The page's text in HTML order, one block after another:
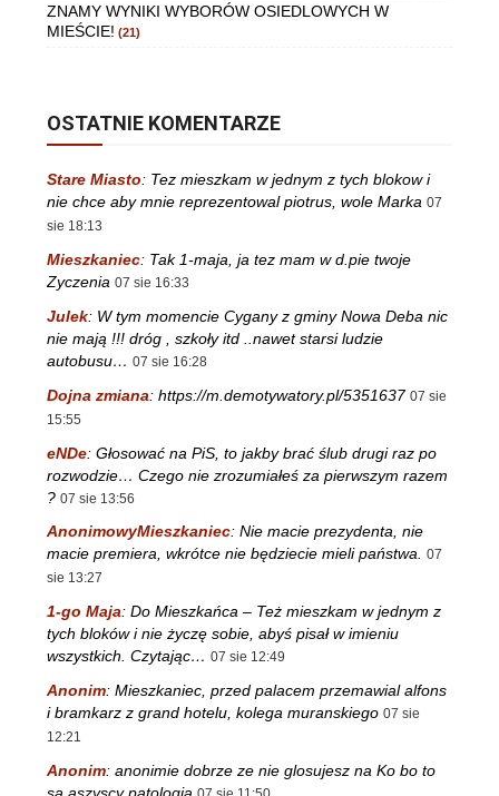
ZNAMY WYNIKI WYBORÓW OSIEDLOWYCH W
MIEŚCIE! (21)
OSTATNIE KOMENTARZE
Stare Miasto: Tez mieszkam w jednym z tych blokow i
nie chce aby mnie reprezentowal piotrus, wole Marka 07
sie 18:13
Mieszkaniec: Tak 1-maja, ja tez mam w d.pie twoje
Zyczenia 07 sie 16:33
Julek: W tym momencie Cygany z gminy Nowa Deba nic
nie mają !!! dróg , szkoły itd ..nawet starsi ludzie
autobusu… 07 sie 16:28
Dojna zmiana: https://m.demotywatory.pl/5351637 07 sie
15:55
eNDe: Głosować na PiS, to jakby brać ślub drugi raz po
rozwodzie… Czego nie zrozumiałeś za pierwszym razem
? 07 sie 13:56
AnonimowyMieszkaniec: Nie macie prezydenta, nie
macie premiera, wkrótce nie będziecie mieli państwa. 07
sie 13:27
1-go Maja: Do Mieszkańca – Też mieszkam w jednym z
tych bloków i nie życzę sobie, abyś pisał w imieniu
wszystkich. Czytając… 07 sie 12:49
Anonim: Mieszkaniec, przed palacem przemawial alfons
i bramkarz z grand hotelu, kolega muranskiego 07 sie
12:21
Anonim: anonimie dobrze ze nie glosujesz na Ko bo to